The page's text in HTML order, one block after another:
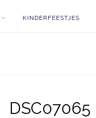
KINDERFEESTJES
DSC07065